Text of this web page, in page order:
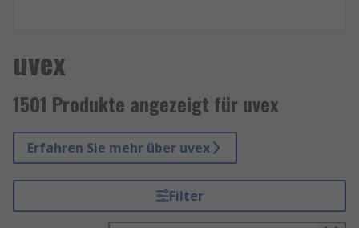
uvex
1501 Produkte angezeigt für uvex
Erfahren Sie mehr über uvex
Filter